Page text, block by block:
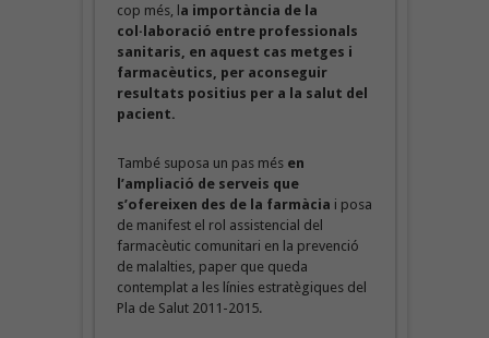
cop més, l a importància de la
col·laboració entre professionals
sanitaris, en aquest cas metges i
farmacèutics, per aconseguir
resultats positius per a la salut del
pacient.
També suposa un pas més en
l’ampliació de serveis que
s’ofereixen des de la farmàcia i posa
de manifest el rol assistencial del
farmacèutic comunitari en la prevenció
de malalties, paper que queda
contemplat a les línies estratègiques del
Pla de Salut 2011-2015.